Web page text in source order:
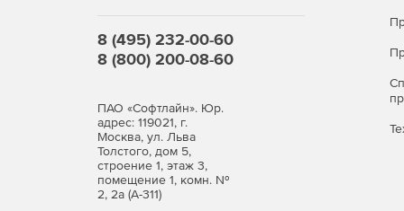
8 (495) 232-00-60
8 (800) 200-08-60
ПАО «Софтлайн». Юр.
адрес: 119021, г.
Москва, ул. Льва
Толстого, дом 5,
строение 1, этаж 3,
помещение 1, комн. №
2, 2а (А-311)